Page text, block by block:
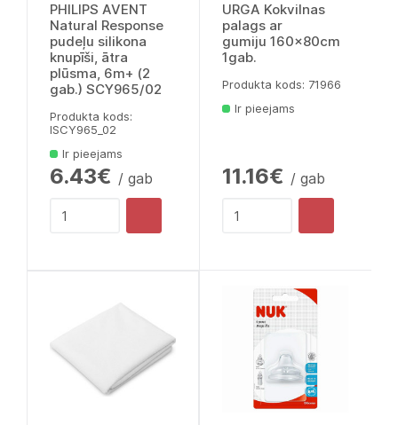
PHILIPS AVENT
Natural Response
pudeļu silikona
knupīši, ātra
plūsma, 6m+ (2
gab.) SCY965/02
Produkta kods:
lSCY965_02
Ir pieejams
6.43€ / gab
URGA Kokvilnas
palags ar
gumiju 160x80cm
1gab.
Produkta kods: 71966
Ir pieejams
11.16€ / gab